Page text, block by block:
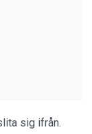
sig ifrån.